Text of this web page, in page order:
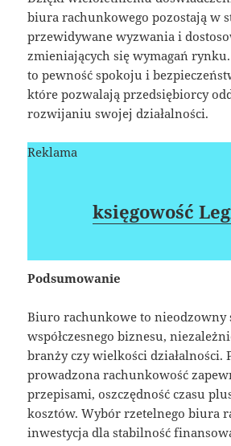
biura rachunkowego pozostają w
przewidywane wyzwania i
zmieniających się wymagań
to pewność spokoju i
które pozwalają przedsiębiorcy
rozwijaniu swojej działalności.
Reklama
księgowość
Podsumowanie
Biuro rachunkowe to nieodzowny
współczesnego biznesu,
branży czy wielkości działalności.
prowadzona rachunkowość
przepisami, oszczędność czasu
kosztów. Wybór rzetelnego biura
inwestycja dla stabilność